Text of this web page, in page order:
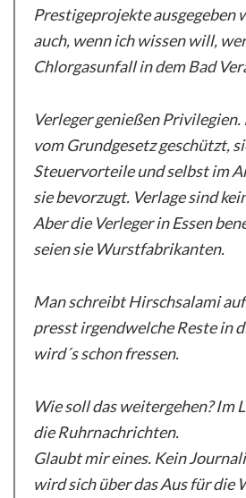
Prestigeprojekte ausgegeben
auch, wenn ich wissen will,
Chlorgasunfall in dem Bad
Verleger genießen
vom Grundgesetz geschützt,
Steuervorteile und selbst im
sie bevorzugt. Verlage sind
Aber die Verleger in Essen
seien sie Wurstfabrikanten.
Man schreibt Hirschsalami
presst irgendwelche Reste in
wird´s schon fressen.
Wie soll das weitergehen? Im
die Ruhrnachrichten.
Glaubt mir eines. Kein
wird sich über das Aus für die